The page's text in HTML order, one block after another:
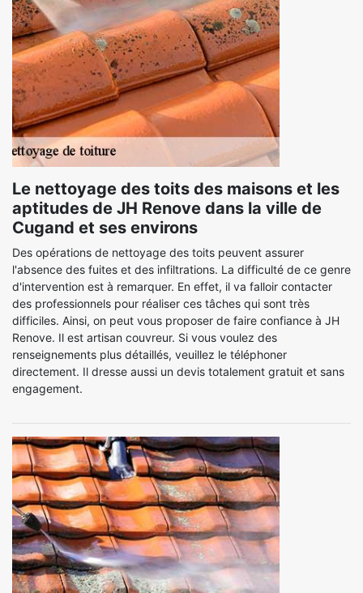
Le nettoyage des toits des maisons et les
aptitudes de JH Renove dans la ville de
Cugand et ses environs
Des opérations de nettoyage des toits peuvent assurer
l'absence des fuites et des infiltrations. La difficulté de ce genre
d'intervention est à remarquer. En effet, il va falloir contacter
des professionnels pour réaliser ces tâches qui sont très
difficiles. Ainsi, on peut vous proposer de faire confiance à JH
Renove. Il est artisan couvreur. Si vous voulez des
renseignements plus détaillés, veuillez le téléphoner
directement. Il dresse aussi un devis totalement gratuit et sans
engagement.